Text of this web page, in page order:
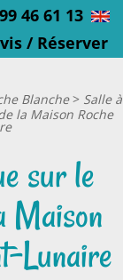
46 61 13
/ Réserver
Blanche> Salle à
la Maison Roche
sur le
Maison
Lunaire